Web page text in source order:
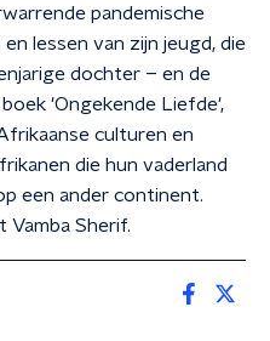
pandemische
lessen van zijn jeugd, die
dochter – en de
'Ongekende Liefde',
culturen en
die hun vaderland
een ander continent.
Vamba Sherif.